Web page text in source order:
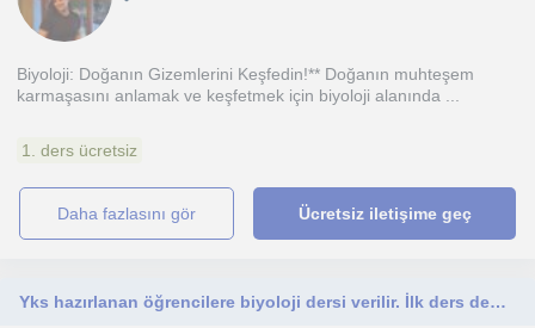
Biyoloji: Doğanın Gizemlerini Keşfedin!** Doğanın muhteşem
karmaşasını anlamak ve keşfetmek için biyoloji alanında ...
1. ders ücretsiz
daha fazlasını gör Ücretsiz iletişime geç
Yks hazırlanan öğrencilere biyoloji dersi verilir. İlk ders deneme dersi olduğundan ücretsiz olacaktır